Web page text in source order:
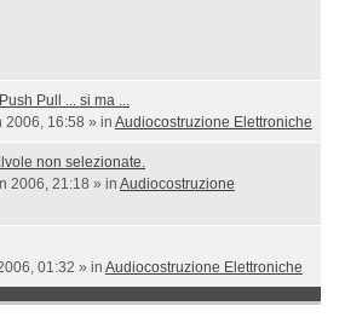
Pull ... si ma ...
2006, 16:58 » in Audiocostruzione Elettroniche
non selezionate.
2006, 21:18 » in Audiocostruzione
01:32 » in Audiocostruzione Elettroniche